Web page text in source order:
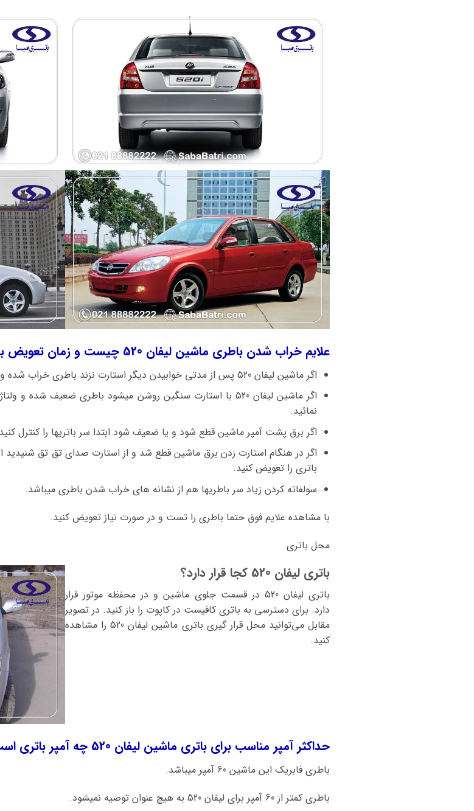
علایم خراب شدن باطری ماشین لیفان 520 چیست و زمان تعویض باطری چه موقع میباشد؟
اگر ماشین لیفان 520 پس از مدتی خوابیدن دیگر استارت نزند باطری خراب شده و شارژ نگه نمیدارد و باید فورا باتری تعویض شود.
نمائید.
اگر برق پشت آمپر ماشین قطع شود و یا ضعیف شود ابتدا سر باتریها را کنترل
اگر در هنگام استارت زدن برق ماشین قطع شد و از استارت صدای تق تق
باتری را تعویض کنید.
سولفاته کردن زیاد سر باطریها هم از نشانه های خراب شدن باطری میباشد.
با مشاهده علایم فوق حتما باطری را تست و در صورت نیاز تعویض کنید.
محل باتری
باتری لیفان 520 کجا قرار دارد؟
باتری لیفان 520 در قسمت جلوی ماشین و در محفظه موتور قرار
دارد. برای دسترسی به باتری کافیست در کاپوت را باز کنید. در تصویر
مقابل می‌توانید محل قرار گیری باتری ماشین لیفان 520 را مشاهده
کنید.
حداکثر آمپر مناسب برای باتری ماشین لیفان 520 چه آمپر باتری است؟
باطری فابریک این ماشین 60 آمپر میباشد.
باطری کمتر از 60 آمپر برای لیفان 520 به هیچ عنوان توصیه نمیشود.